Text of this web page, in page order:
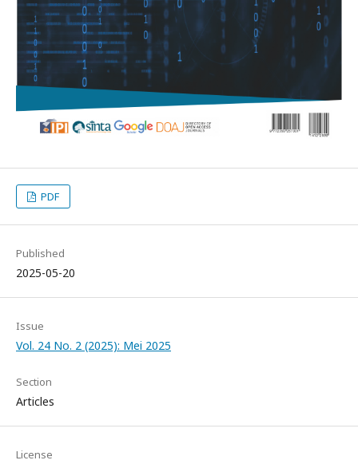
PDF
Published
2025-05-20
Issue
Vol. 24 No. 2 (2025): Mei 2025
Section
Articles
License